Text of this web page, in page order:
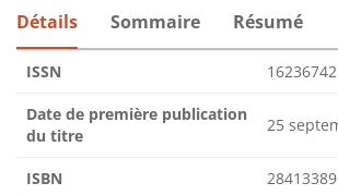
Détails Sommaire Résumé
ISSN 16236742
Date de première publication
du titre
25
ISBN